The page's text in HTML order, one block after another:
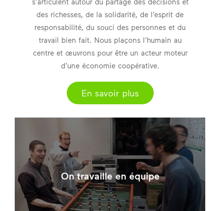
des richesses, de la solidarité, de l’esprit de
responsabilité, du souci des personnes et du
travail bien fait. Nous plaçons l’humain au
centre et œuvrons pour être un acteur moteur
d’une économie coopérative.
En savoir plus
On travaille en équipe